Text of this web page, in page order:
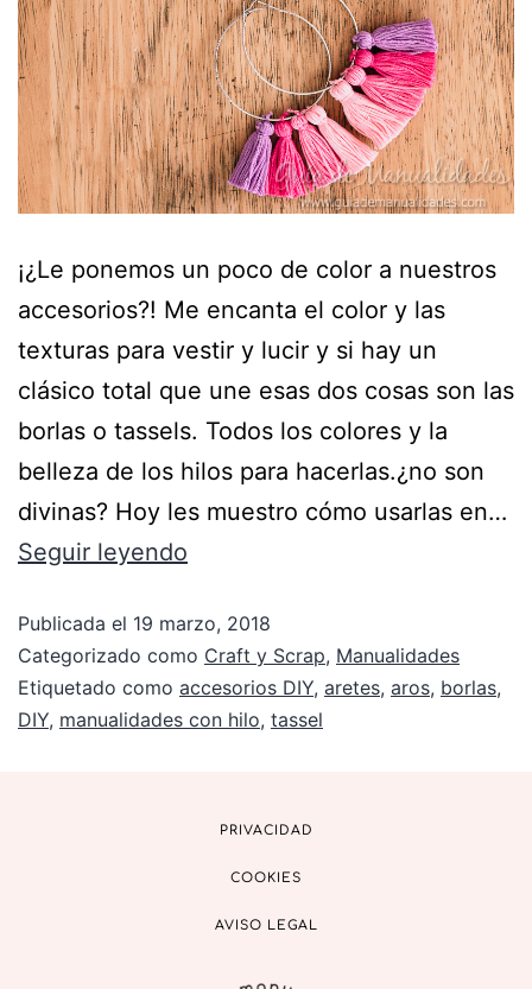
¡¿Le ponemos un poco de color a nuestros
accesorios?! Me encanta el color y las
texturas para vestir y lucir y si hay un
clásico total que une esas dos cosas son las
borlas o tassels. Todos los colores y la
belleza de los hilos para hacerlas.¿no son
divinas? Hoy les muestro cómo usarlas en…
Seguir leyendo
Publicada el 19 marzo, 2018
Categorizado como Craft y Scrap, Manualidades
Etiquetado como accesorios DIY, aretes, aros, borlas,
DIY, manualidades con hilo, tassel
PRIVACIDAD
COOKIES
AVISO LEGAL